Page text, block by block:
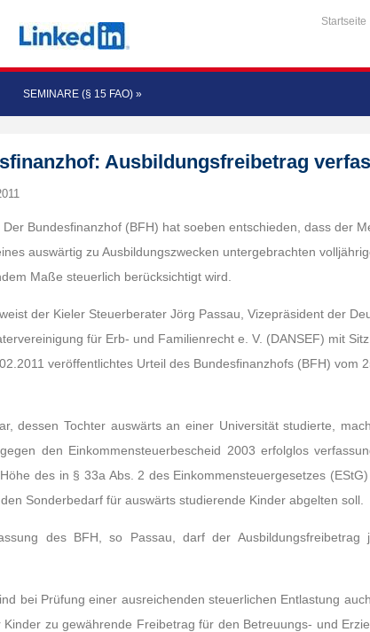
Startseite
SEMINARE (§ 15 FAO) »
Ausbildungsfreibetrag
Bundesfinanzhof (BFH) hat soeben entschieden, dass der
auswärtig zu Ausbildungszwecken untergebrachten
Maße steuerlich berücksichtigt wird.
der Kieler Steuerberater Jörg Passau, Vizepräsident der
für Erb- und Familienrecht e. V. (DANSEF) mit
veröffentlichtes Urteil des Bundesfinanzhofs (BFH) vom
dessen Tochter auswärts an einer Universität studierte,
den Einkommensteuerbescheid 2003 erfolglos
des in § 33a Abs. 2 des Einkommensteuergesetzes
Sonderbedarf für auswärts studierende Kinder abgelten soll.
des BFH, so Passau, darf der Ausbildungsfreibetrag
bei Prüfung einer ausreichenden steuerlichen Entlastung
Kinder zu gewährende Freibetrag für den Betreuungs- und